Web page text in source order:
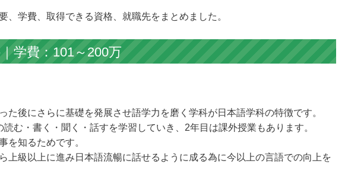
、学費、取得できる資格、就職先をまとめました。
学費：101～200万
た後にさらに基礎を発展させ語学力を磨く学科が日本語学科の特徴です。
読む・書く・聞く・話すを学習していき、2年目は課外授業もあります。
を知るためです。
上級以上に進み日本語流暢に話せるように成る為に今以上の言語での向上を